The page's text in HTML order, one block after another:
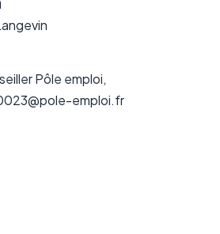
Pôle emploi,
emploi.fr